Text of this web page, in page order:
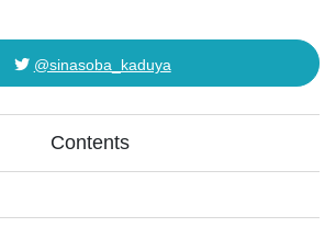
@sinasoba_kaduya
Contents